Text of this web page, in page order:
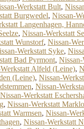
Werkstatt Bult,
Burgwedel, Nissan-
Langenhagen,
, Nissan-Werkstatt
Wunstorf, Nissan-
Werkstatt Syke,
Bad Pyrmont,
Alfeld (Leine),
(Leine), Nissan-
, Nissan-
Nissan-Werkstatt
, Nissan-Werkstatt
Warmsen, Nissan-
, Nissan-Werkstatt